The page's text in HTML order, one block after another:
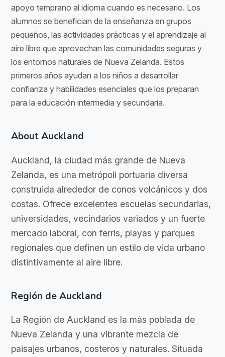
apoyo temprano al idioma cuando es necesario. Los
alumnos se benefician de la enseñanza en grupos
pequeños, las actividades prácticas y el aprendizaje al
aire libre que aprovechan las comunidades seguras y
los entornos naturales de Nueva Zelanda. Estos
primeros años ayudan a los niños a desarrollar
confianza y habilidades esenciales que los preparan
para la educación intermedia y secundaria.
About Auckland
Auckland, la ciudad más grande de Nueva
Zelanda, es una metrópoli portuaria diversa
construida alrededor de conos volcánicos y dos
costas. Ofrece excelentes escuelas secundarias,
universidades, vecindarios variados y un fuerte
mercado laboral, con ferris, playas y parques
regionales que definen un estilo de vida urbano
distintivamente al aire libre.
Región de Auckland
La Región de Auckland es la más poblada de
Nueva Zelanda y una vibrante mezcla de
paisajes urbanos, costeros y naturales. Situada